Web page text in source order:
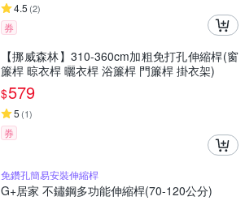
4.5 (2)
券
【挪威森林】310-360cm加粗免打孔伸縮桿(窗
簾桿 晾衣桿 曬衣桿 浴簾桿 門簾桿 掛衣架)
$579
5 (1)
券
免鑽孔簡易安裝伸縮桿
G+居家 不鏽鋼多功能伸縮桿(70-120公分)